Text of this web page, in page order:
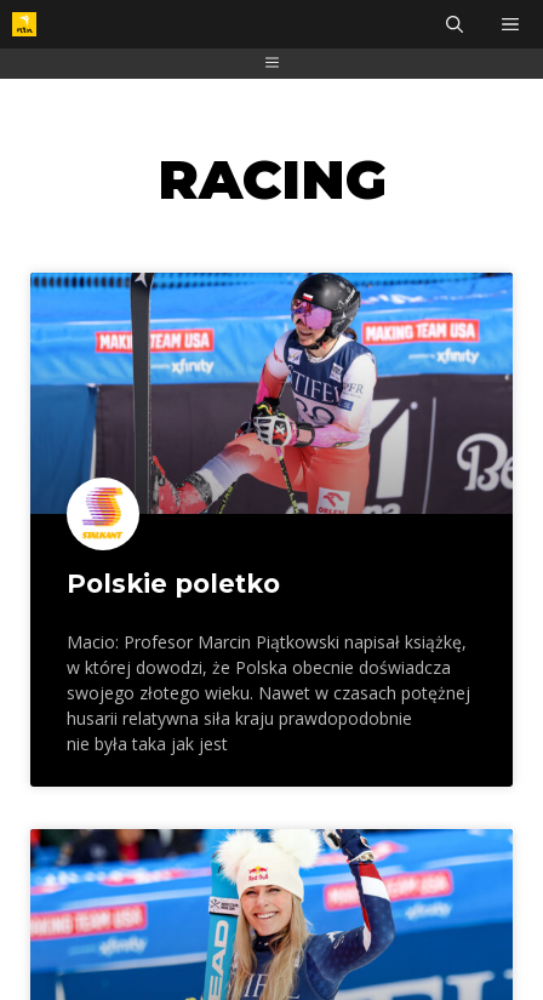
RACING
Polskie poletko
Macio: Profesor Marcin Piątkowski napisał książkę,
w której dowodzi, że Polska obecnie doświadcza
swojego złotego wieku. Nawet w czasach potężnej
husarii relatywna siła kraju prawdopodobnie
nie była taka jak jest